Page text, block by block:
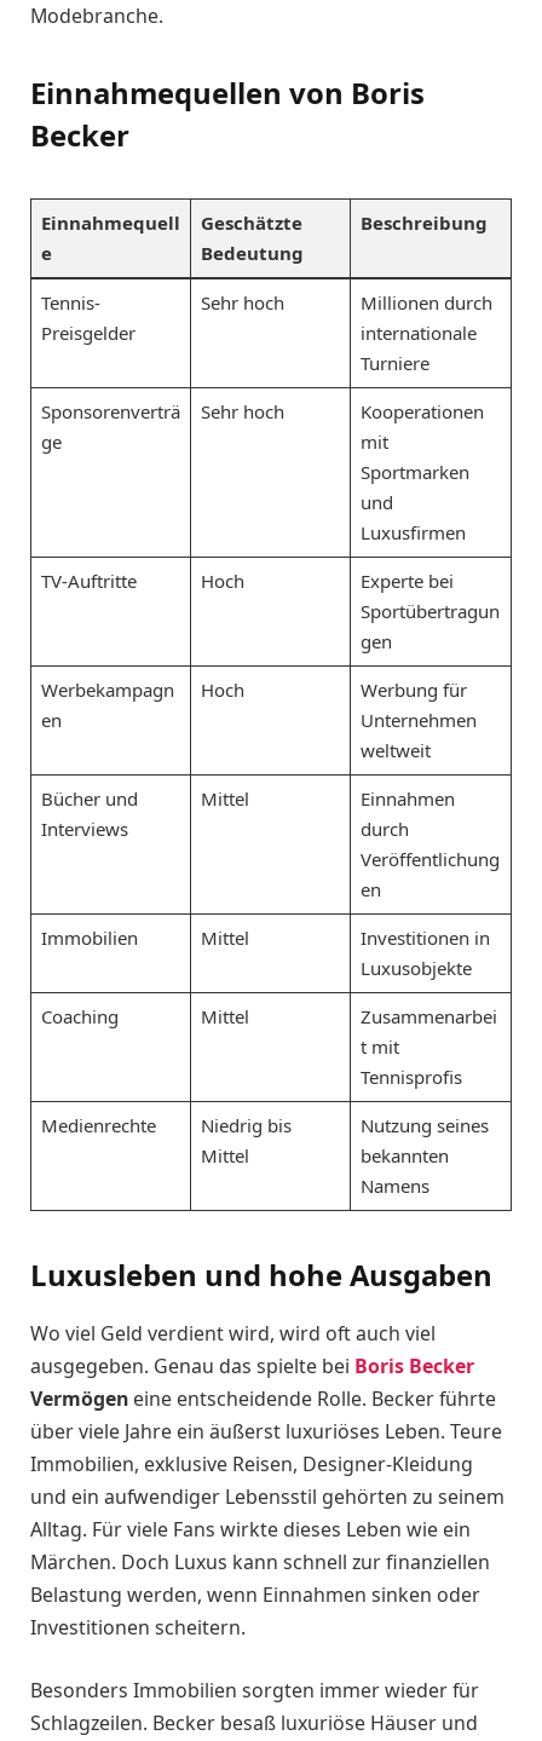
Modebranche.
Einnahmequellen von Boris
Becker
Einnahmequell
e
Geschätzte
Bedeutung
Beschreibung
Tennis-
Preisgelder
Sehr hoch
Millionen durch
internationale
Turniere
Sponsorenverträ
ge
Sehr hoch
Kooperationen
mit
Sportmarken
und
Luxusfirmen
TV-Auftritte
Hoch
Experte bei
Sportübertragun
gen
Werbekampagn
en
Hoch
Werbung für
Unternehmen
weltweit
Bücher und
Interviews
Mittel
Einnahmen
durch
Veröffentlichung
en
Immobilien
Mittel
Investitionen in
Luxusobjekte
Coaching
Mittel
Zusammenarbei
t mit
Tennisprofis
Medienrechte
Niedrig bis
Mittel
Nutzung seines
bekannten
Namens
Luxusleben und hohe Ausgaben
Wo viel Geld verdient wird, wird oft auch viel
ausgegeben. Genau das spielte bei Boris Becker
Vermögen eine entscheidende Rolle. Becker führte
über viele Jahre ein äußerst luxuriöses Leben. Teure
Immobilien, exklusive Reisen, Designer-Kleidung
und ein aufwendiger Lebensstil gehörten zu seinem
Alltag. Für viele Fans wirkte dieses Leben wie ein
Märchen. Doch Luxus kann schnell zur finanziellen
Belastung werden, wenn Einnahmen sinken oder
Investitionen scheitern.
Besonders Immobilien sorgten immer wieder für
Schlagzeilen. Becker besaß luxuriöse Häuser und